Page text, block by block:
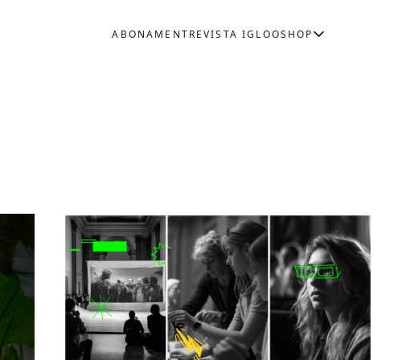
ABONAMENTREVISTA IGLOOSHOP